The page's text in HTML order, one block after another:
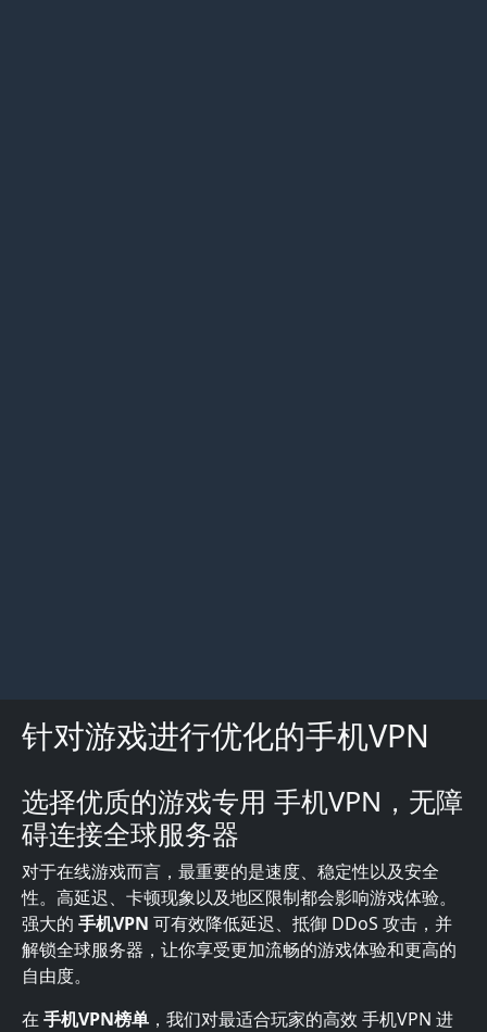
针对游戏进行优化的手机VPN
描述
选择优质的游戏专用 手机VPN，无障
碍连接全球服务器
对于在线游戏而言，最重要的是速度、稳定性以及安全
性。高延迟、卡顿现象以及地区限制都会影响游戏体验。
强大的 手机VPN 可有效降低延迟、抵御 DDoS 攻击，并
解锁全球服务器，让你享受更加流畅的游戏体验和更高的
自由度。
在 手机VPN榜单 ，我们对最适合玩家的高效 手机VPN 进